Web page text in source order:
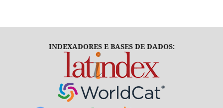
INDEXADORES E BASES DE DADOS: